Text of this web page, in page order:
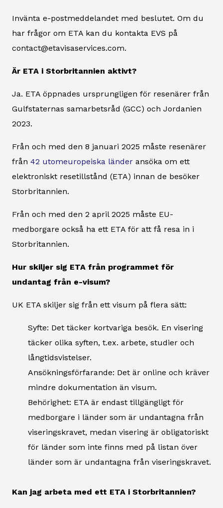
Invänta e-postmeddelandet med beslutet. Om du
har frågor om ETA kan du kontakta EVS på
contact@etavisaservices.com.
Är ETA i Storbritannien aktivt?
Ja. ETA öppnades ursprungligen för resenärer från
Gulfstaternas samarbetsråd (GCC) och Jordanien
2023.
Från och med den 8 januari 2025 måste resenärer
från 42 utomeuropeiska länder ansöka om ett
elektroniskt resetillstånd (ETA) innan de besöker
Storbritannien.
Från och med den 2 april 2025 måste EU-
medborgare också ha ett ETA för att få resa in i
Storbritannien.
Hur skiljer sig ETA från programmet för
undantag från e-visum?
UK ETA skiljer sig från ett visum på flera sätt:
Syfte: Det täcker kortvariga besök. En visering
täcker olika syften, t.ex. arbete, studier och
långtidsvistelser.
Ansökningsförfarande: Det är online och kräver
mindre dokumentation än visum.
Behörighet: ETA är endast tillgängligt för
medborgare i länder som är undantagna från
viseringskravet, medan visering är obligatoriskt
för länder som inte finns med på listan över
länder som är undantagna från viseringskravet.
Kan jag arbeta med ett ETA i Storbritannien?